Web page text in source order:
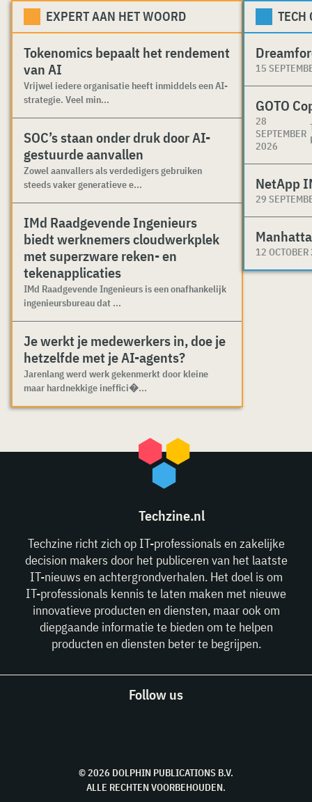
EXPERT AAN HET WOORD
Tokenomics bepaalt het rendement
van AI
Vrijwel iedere organisatie heeft inmiddels een AI-
strategie. Veel min...
SOC’s staan onder druk door AI-
gestuurde aanvallen
Zowel aanvallers als verdedigers gebruiken
steeds vaker generatieve e...
IMd Raadgevende Ingenieurs
biedt werknemers cloudwerkplek
met superzware reken- en
tekenapplicaties
IMd Raadgevende Ingenieurs is een onafhankelijk
ingenieursbureau dat ...
Je werkt je medewerkers in, doe je
hetzelfde met je AI-agents?
Jarenlang werd werk gekenmerkt door kleine
maar hardnekkige ineffici�...
TECH
15
GOTO
28
SEPTEMBER
2026
NetApp
29
12
Techzine.nl
Techzine richt zich op IT-professionals en zakelijke
decision makers door het publiceren van het laatste
IT-nieuws en achtergrondverhalen. Het doel is om
IT-professionals kennis te laten maken met nieuwe
innovatieve producten en diensten, maar ook om
diepgaande informatie te bieden om te helpen
producten en diensten beter te begrijpen.
Follow us
© 2026 DOLPHIN PUBLICATIONS B.V.
ALLE RECHTEN VOORBEHOUDEN.